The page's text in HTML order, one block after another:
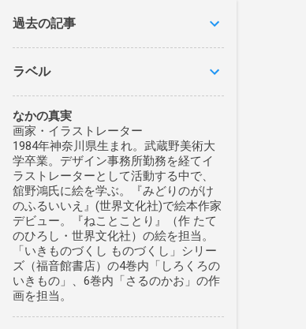
過去の記事
ラベル
なかの真実
画家・イラストレーター
1984年神奈川県生まれ。武蔵野美術大
学卒業。デザイン事務所勤務を経てイ
ラストレーターとして活動する中で、
舘野鴻氏に絵を学ぶ。『みどりのがけ
のふるいいえ』(世界文化社)で絵本作家
デビュー。『ねことことり』（作 たて
のひろし・世界文化社）の絵を担当。
「いきものづくし ものづくし」シリー
ズ（福音館書店）の4巻内「しろくろの
いきもの」、6巻内「さるのかお」の作
画を担当。